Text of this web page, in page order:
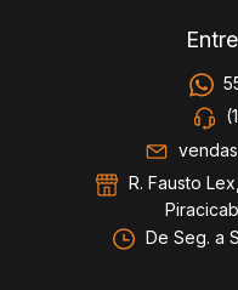
R. Fausto
De Seg. a